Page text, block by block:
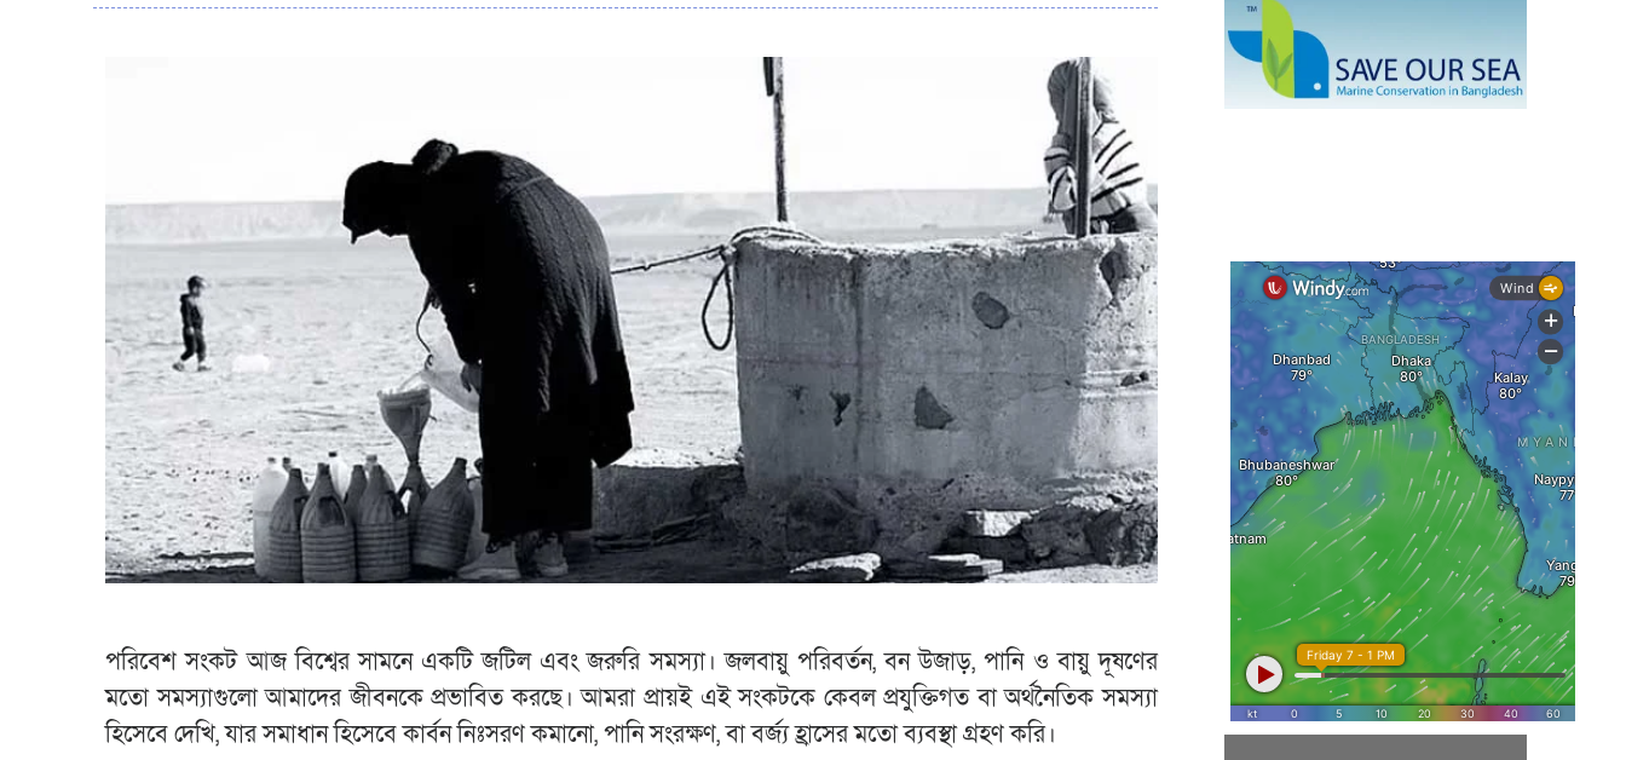
পরিবেশ সংকট আজ বিশ্বের সামনে একটি জটিল এবং জরুরি সমস্যা। জলবায়ু পরিবর্তন, বন উজাড়, পানি ও বায়ু দূষণের
মতো সমস্যাগুলো আমাদের জীবনকে প্রভাবিত করছে। আমরা প্রায়ই এই সংকটকে কেবল প্রযুক্তিগত বা অর্থনৈতিক সমস্যা
হিসেবে দেখি, যার সমাধান হিসেবে কার্বন নিঃসরণ কমানো, পানি সংরক্ষণ, বা বর্জ্য হ্রাসের মতো ব্যবস্থা গ্রহণ করি।
১৩ জেলায় ঝোড়ো হাওয়া-বজ্রবৃষ্টির শঙ্কা,
নদীবন্দরে ১ নম্বর সতর্কসংকেত
দেশের ৫ জেলায় বন্যার শঙ্কা
দেশের বিভিন্ন অঞ্চলে বজ্রবৃষ্টির আভাস,